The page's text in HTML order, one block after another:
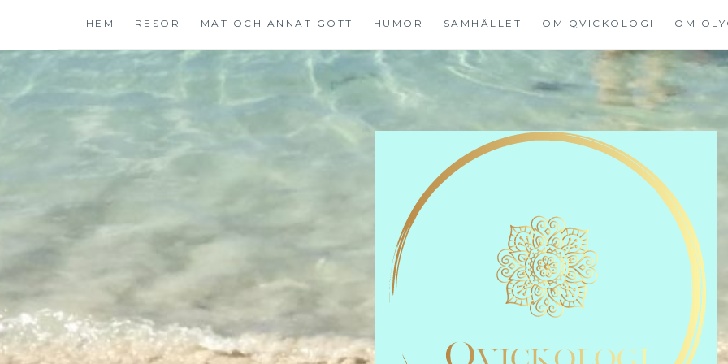
innehåll
HEM RESOR MAT OCH ANNAT GOTT HUMOR SAMHÄLLET OM QVICKOLOGI OM